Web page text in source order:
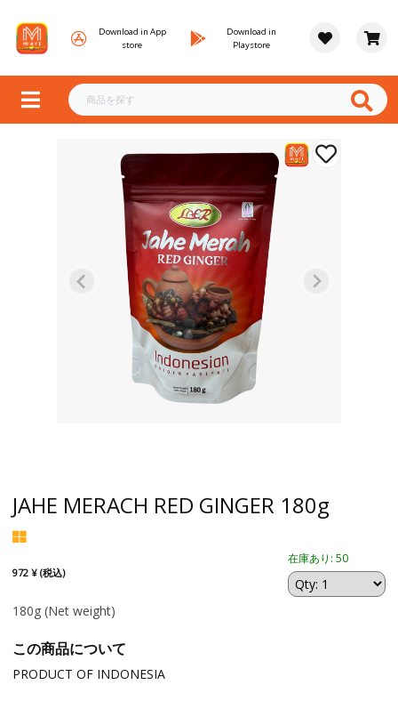
Download in App
store
Download in
Playstore
JAHE MERACH RED GINGER 180g
972 ¥ (税込)
在庫あり: 50
180g (Net weight)
この商品について
PRODUCT OF INDONESIA